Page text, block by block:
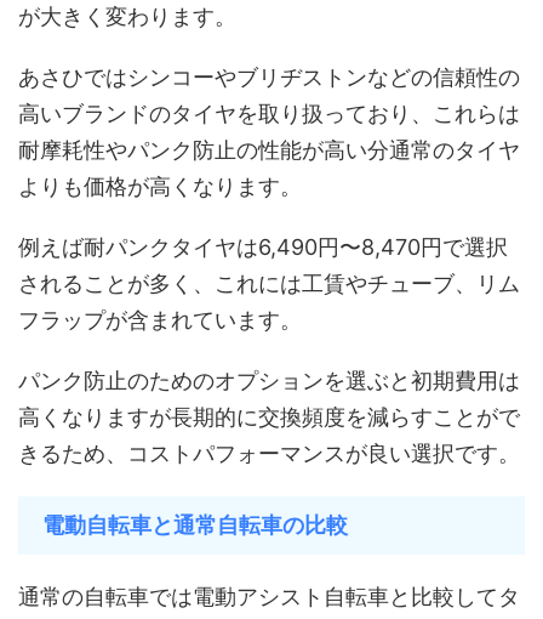
が大きく変わります。
あさひではシンコーやブリヂストンなどの信頼性の
高いブランドのタイヤを取り扱っており、これらは
耐摩耗性やパンク防止の性能が高い分通常のタイヤ
よりも価格が高くなります。
例えば耐パンクタイヤは6,490円〜8,470円で選択
されることが多く、これには工賃やチューブ、リム
フラップが含まれています。
パンク防止のためのオプションを選ぶと初期費用は
高くなりますが長期的に交換頻度を減らすことがで
きるため、コストパフォーマンスが良い選択です。
電動自転車と通常自転車の比較
通常の自転車では電動アシスト自転車と比較してタ